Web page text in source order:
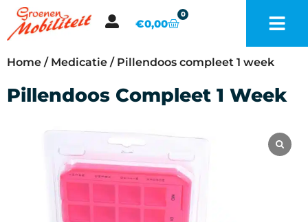
€0,00
0
Home / Medicatie / Pillendoos compleet 1 week
Pillendoos Compleet 1 Week